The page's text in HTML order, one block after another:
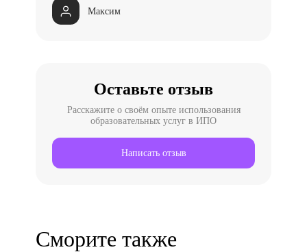
просто идеален - удобно вписывался в мой
динамичный график. Процесс обучения
занятий, каждое из которых давало четкие
инструменты для развития и
совершенствования навыка говорения.
Максим
Оставьте отзыв
Расскажите о своём опыте использования
образовательных услуг в ИПО
Написать отзыв
Сморите также